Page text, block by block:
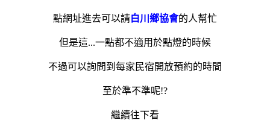
點網址進去可以請白川鄉協會的人幫忙
但是這...一點都不適用於點燈的時候
不過可以詢問到每家民宿開放預約的時間
至於準不準呢!?
繼續往下看